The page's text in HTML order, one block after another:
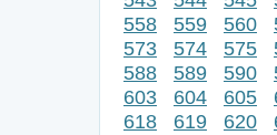
558
559 560
573
574 575
588
589 590
603
604 605
618
619 620